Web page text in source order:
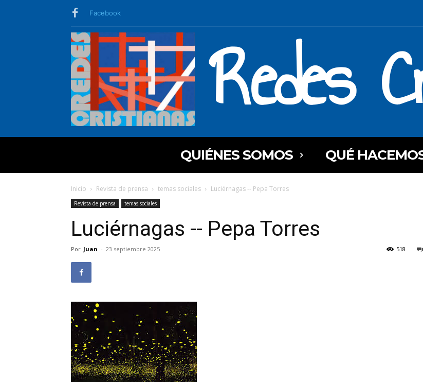
Facebook
Redes
QUIÉNES SOMOS QUÉ
Inicio Revista de prensa temas sociales Luciérnagas -- Pepa Torres
Revista de prensa temas sociales
Luciérnagas -- Pepa Torres
Por Juan - 23 septiembre 2025 518